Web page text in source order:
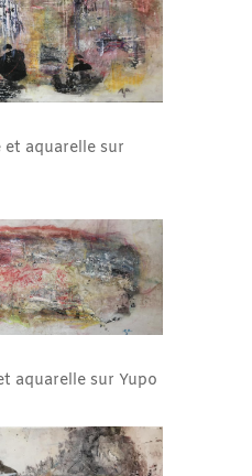
aquarelle sur
aquarelle sur Yupo